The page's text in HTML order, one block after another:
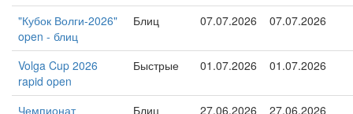
"Кубок Волги-2026"
open - блиц
Блиц 07.07.2026 07.07.2026
Volga Cup 2026
rapid open
Быстрые 01.07.2026 01.07.2026
Чемпионат
Блиц 27.06.2026 27.06.2026